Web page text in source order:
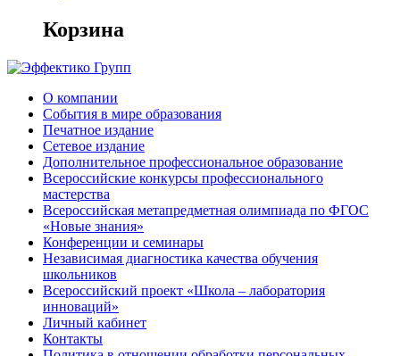
Корзина
О компании
События в мире образования
Печатное издание
Сетевое издание
Дополнительное профессиональное образование
Всероссийские конкурсы профессионального
мастерства
Всероссийская метапредметная олимпиада по ФГОС
«Новые знания»
Конференции и семинары
Независимая диагностика качества обучения
школьников
Всероссийский проект «Школа – лаборатория
инноваций»
Личный кабинет
Контакты